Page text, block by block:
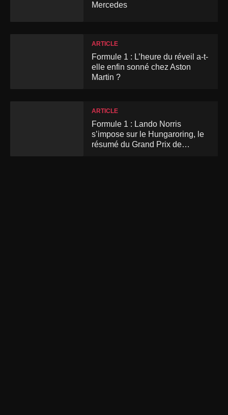
Mercedes
ARTICLE
Formule 1 : L’heure du réveil a-t-
elle enfin sonné chez Aston
Martin ?
ARTICLE
Formule 1 : Lando Norris
s’impose sur le Hungaroring, le
résumé du Grand Prix de